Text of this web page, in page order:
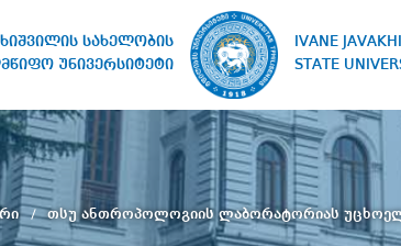
სახელობის
უნივერსიტეტი
IVANE
STATE
თსუ ანთროპოლოგიის ლაბორატორიას